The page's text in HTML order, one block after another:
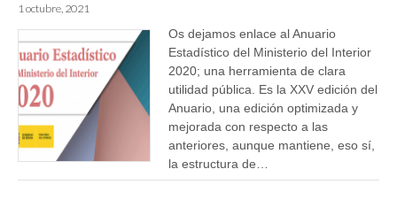
1 octubre, 2021
Os dejamos enlace al Anuario
Estadístico del Ministerio del Interior
2020; una herramienta de clara
utilidad pública. Es la XXV edición del
Anuario, una edición optimizada y
mejorada con respecto a las
anteriores, aunque mantiene, eso sí,
la estructura de…